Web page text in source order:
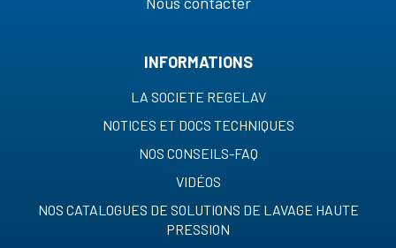
INFORMATIONS
LA SOCIETE REGELAV
NOTICES ET DOCS TECHNIQUES
NOS CONSEILS-FAQ
VIDÉOS
NOS CATALOGUES DE SOLUTIONS DE LAVAGE HAUTE
PRESSION